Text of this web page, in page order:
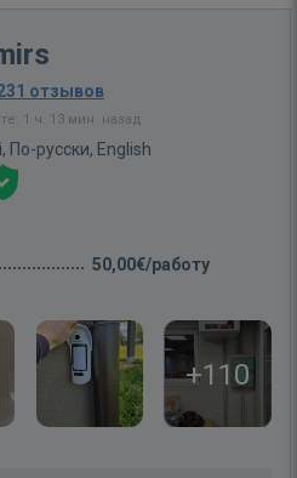
отзывов
1 ч. 13 мин. назад
По-русски, English
50,00€/работу
+110